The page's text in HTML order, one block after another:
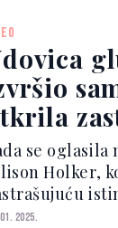
se oglasila
Holker,
odjeću
2025.